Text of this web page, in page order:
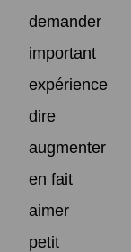
demander
important
expérience
dire
augmenter
en fait
aimer
petit